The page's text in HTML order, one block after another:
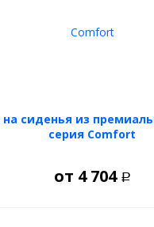
сиденья из
серия Comfort
от 4 704 Р